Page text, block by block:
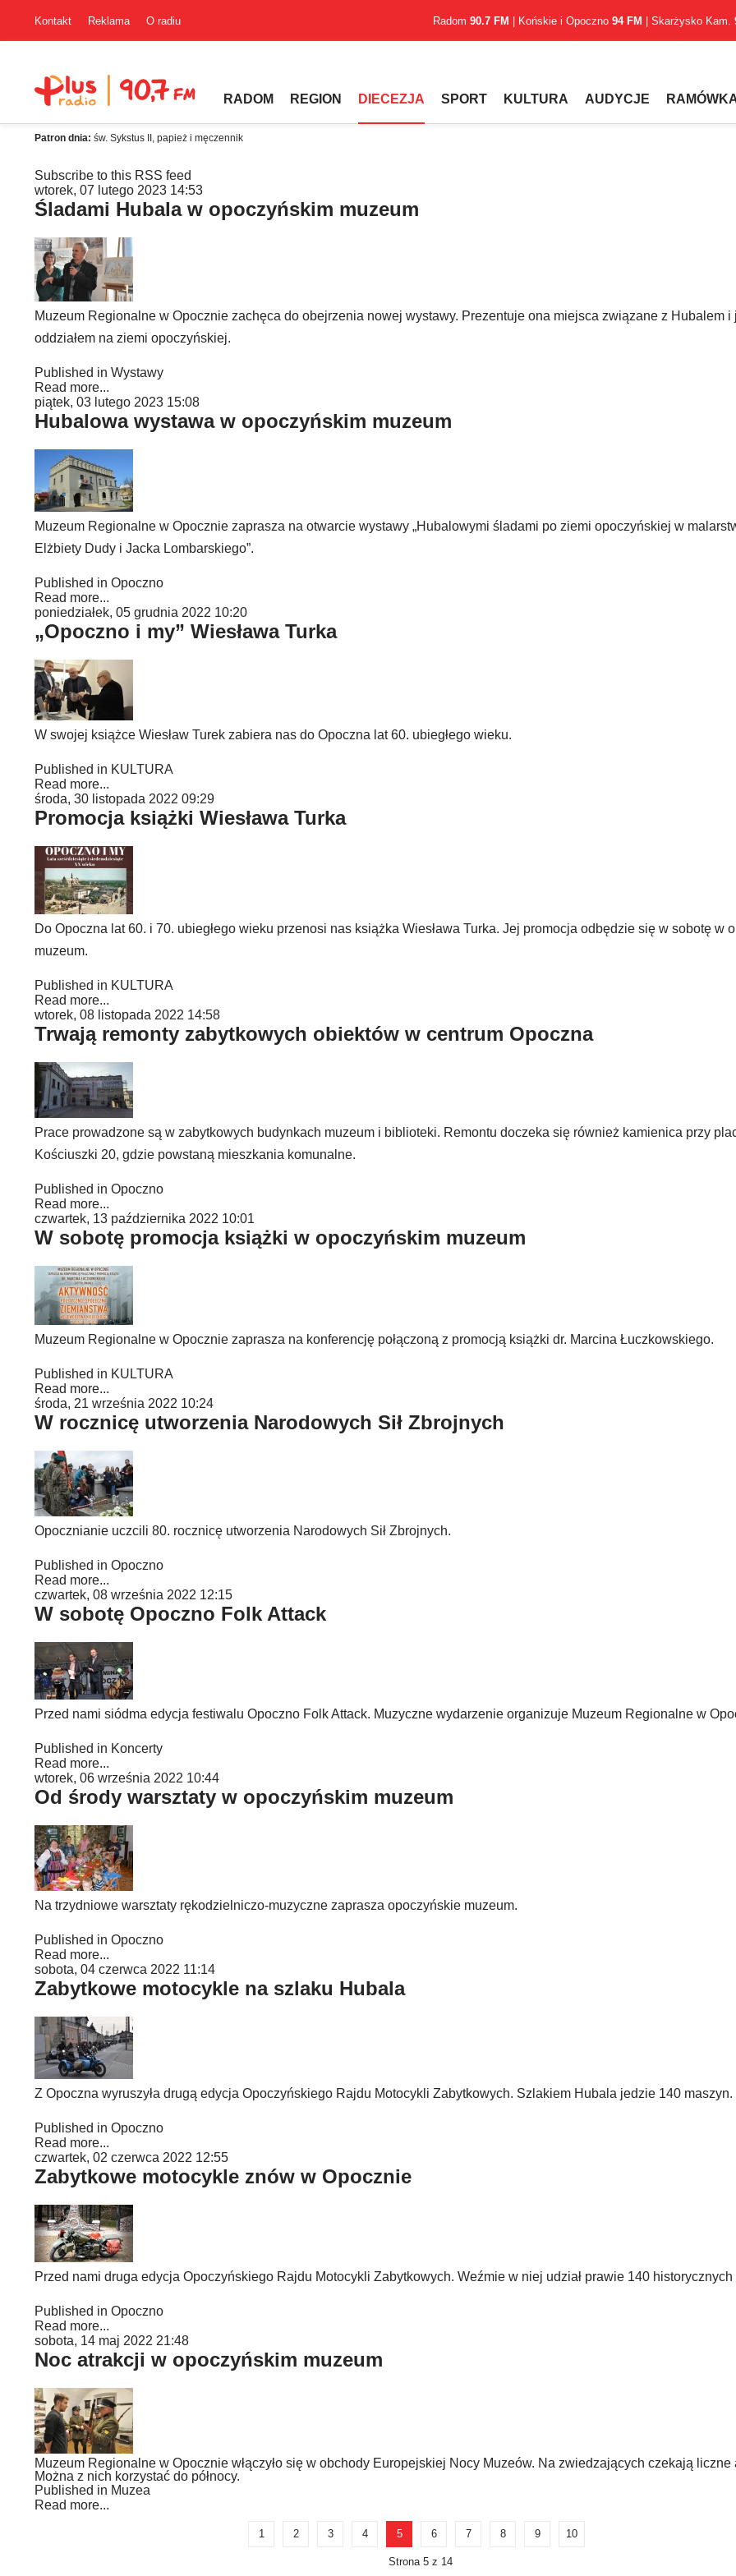
Kontakt Reklama O radiu Radom 90.7 FM | Końskie i Opoczno 94 FM | Skarżysko Kam.
RADOM REGION DIECEZJA SPORT KULTURA AUDYCJE
Patron dnia: św. Sykstus II, papież i męczennik
Subscribe to this RSS feed
wtorek, 07 lutego 2023 14:53
Śladami Hubala w opoczyńskim muzeum
Muzeum Regionalne w Opocznie zachęca do obejrzenia nowej wystawy. Prezentuje ona miejsca związane z Hubalem i
oddziałem na ziemi opoczyńskiej.
Published in Wystawy
Read more...
piątek, 03 lutego 2023 15:08
Hubalowa wystawa w opoczyńskim muzeum
Muzeum Regionalne w Opocznie zaprasza na otwarcie wystawy „Hubalowymi śladami po ziemi opoczyńskiej w
Elżbiety Dudy i Jacka Lombarskiego”.
Published in Opoczno
Read more...
poniedziałek, 05 grudnia 2022 10:20
„Opoczno i my” Wiesława Turka
W swojej książce Wiesław Turek zabiera nas do Opoczna lat 60. ubiegłego wieku.
Published in KULTURA
Read more...
środa, 30 listopada 2022 09:29
Promocja książki Wiesława Turka
Do Opoczna lat 60. i 70. ubiegłego wieku przenosi nas książka Wiesława Turka. Jej promocja odbędzie się w sobotę w
muzeum.
Published in KULTURA
Read more...
wtorek, 08 listopada 2022 14:58
Trwają remonty zabytkowych obiektów w centrum Opoczna
Prace prowadzone są w zabytkowych budynkach muzeum i biblioteki. Remontu doczeka się również kamienica przy
Kościuszki 20, gdzie powstaną mieszkania komunalne.
Published in Opoczno
Read more...
czwartek, 13 października 2022 10:01
W sobotę promocja książki w opoczyńskim muzeum
Muzeum Regionalne w Opocznie zaprasza na konferencję połączoną z promocją książki dr. Marcina Łuczkowskiego.
Published in KULTURA
Read more...
środa, 21 września 2022 10:24
W rocznicę utworzenia Narodowych Sił Zbrojnych
Opocznianie uczcili 80. rocznicę utworzenia Narodowych Sił Zbrojnych.
Published in Opoczno
Read more...
czwartek, 08 września 2022 12:15
W sobotę Opoczno Folk Attack
Przed nami siódma edycja festiwalu Opoczno Folk Attack. Muzyczne wydarzenie organizuje Muzeum Regionalne w
Published in Koncerty
Read more...
wtorek, 06 września 2022 10:44
Od środy warsztaty w opoczyńskim muzeum
Na trzydniowe warsztaty rękodzielniczo-muzyczne zaprasza opoczyńskie muzeum.
Published in Opoczno
Read more...
sobota, 04 czerwca 2022 11:14
Zabytkowe motocykle na szlaku Hubala
Z Opoczna wyruszyła drugą edycja Opoczyńskiego Rajdu Motocykli Zabytkowych. Szlakiem Hubala jedzie 140 maszyn.
Published in Opoczno
Read more...
czwartek, 02 czerwca 2022 12:55
Zabytkowe motocykle znów w Opocznie
Przed nami druga edycja Opoczyńskiego Rajdu Motocykli Zabytkowych. Weźmie w niej udział prawie 140 historycznych
Published in Opoczno
Read more...
sobota, 14 maj 2022 21:48
Noc atrakcji w opoczyńskim muzeum
Muzeum Regionalne w Opocznie włączyło się w obchody Europejskiej Nocy Muzeów. Na zwiedzających czekają liczne
Można z nich korzystać do północy.
Published in Muzea
Read more...
1 2 3 4 5 6 7 8 9 10
Strona 5 z 14